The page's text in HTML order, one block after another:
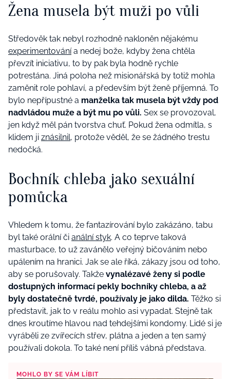
Žena musela být muži po vůli
Středověk tak nebyl rozhodně nakloněn nějakému
experimentovánía nedej bože, kdyby žena chtěla
převzít iniciativu, to by pak byla hodně rychle
potrestána. Jiná poloha než misionářská by totiž mohla
zaměnit role pohlaví, a především být ženě příjemná. To
bylo nepřípustné a manželka tak musela být vždy pod
nadvládou muže a být mu po vůli. Sex se provozoval,
jen když měl pán tvorstva chuť. Pokud žena odmítla, s
klidem ji znásilnil, protože věděl, že se žádného trestu
nedočká.
Bochník chleba jako sexuální
pomůcka
Vhledem k tomu, že fantazírování bylo zakázáno, tabu
byl také orální či anální styk. A co teprve taková
masturbace, to už zavánělo veřejný bičováním nebo
upálením na hranici. Jak se ale říká, zákazy jsou od toho,
aby se porušovaly. Takže vynalézavé ženy si podle
dostupných informací pekly bochníky chleba, a až
byly dostatečně tvrdé, používaly je jako dilda. Těžko si
představit, jak to v reálu mohlo asi vypadat. Stejně tak
dnes kroutíme hlavou nad tehdejšími kondomy. Lidé si je
vyráběli ze zvířecích střev, plátna a jeden a ten samý
používali dokola. To také není příliš vábná představa.
MOHLO BY SE VÁM LÍBIT